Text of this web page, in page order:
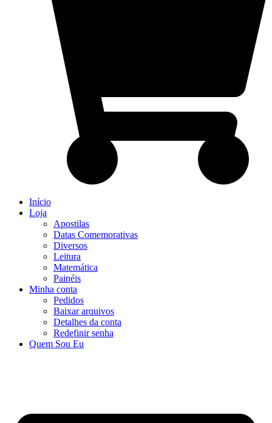
Início
Loja
Apostilas
Datas Comemorativas
Diversos
Leitura
Matemática
Painéis
Minha conta
Pedidos
Baixar arquivos
Detalhes da conta
Redefinir senha
Quem Sou Eu